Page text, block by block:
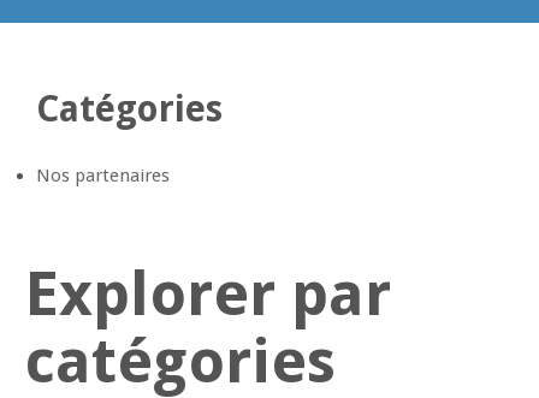
Explorer par
catégories
Catégories
Nos partenaires